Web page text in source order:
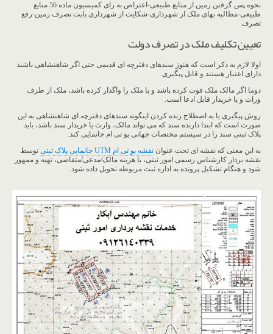
نحوه پس گرفتن زمین از منابع طبیعی-اعتراض به رای کمیسیون ماده 56 منابع
طبیعی-مطالبه بهای ملک از شهرداری-شکایت از شهرداری بابت تصرف زمین-رفع
تصرف
تعیین تکلیف ملک در تصرف دولت
اولا لازم به ذکر است که هنوز سندهای دفترچه ای قدیمی حتی اگر شاهنشاهی باشند
دارای اعتبار هستند و قابل پیگیری.
دوما اگر مالک ملک فوت کرده باشد و یا ملک را واگذار کرده باشد، ملک از طرف
وراث و یا خریدار قابل ادعا است.
روش پیگیری یا به اصطلاح زنده کردن اینگونه سندهای دفترچه ای شاهنشاهی به این
صورت است که ابتدا دارنده سند که می تواند مالک، وارث یا خریدار سند باشد، باید
پلاک ثبتی سند را در سیستم مختصات جهانی یو تی ام جانمایی کند.
به این معنی که نقشه ای تحت عنوان نقشه یو تی ام UTM جانمایی پلاک ثبتی توسط
نقشه بردار کارشناس رسمی امور ثبتی، با هزینه مالک/مدعی/متقاضی، تهیه و ممهور
شود و هنگام تشکیل پرونده به اداره ثبت مربوطه تحویل داده شود.